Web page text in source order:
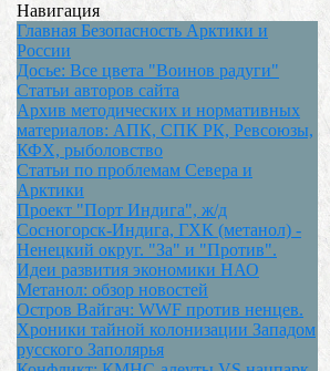
Навигация
Главная Безопасность Арктики и
России
Досье: Все цвета "Воинов радуги"
Статьи авторов сайта
Архив методических и нормативных
материалов: АПК, СПК РК, Ревсоюзы,
КФХ, рыболовство
Статьи по проблемам Севера и
Арктики
Проект "Порт Индига", ж/д
Сосногорск-Индига, ГХК (метанол) -
Ненецкий округ. "За" и "Против".
Идеи развития экономики НАО
Метанол: обзор новостей
Остров Вайгач: WWF против ненцев.
Хроники тайной колонизации Западом
русского Заполярья